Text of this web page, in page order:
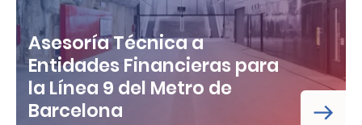
Asesoría Técnica a
Entidades Financieras para
la Línea 9 del Metro de
Barcelona